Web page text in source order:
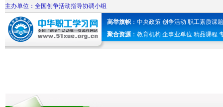
主办单位：全国创争活动指导协调小组
高举旗帜 ： 中央政策 创争活动 职工素质课题
聚合资源： 教育机构 企事业单位 精品课程